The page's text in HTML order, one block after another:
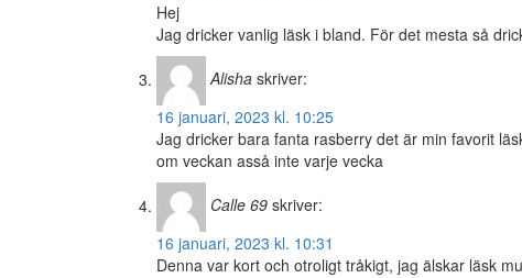
Hej
Jag dricker vanlig läsk i bland. För det mesta så
Alisha skriver:
16 januari, 2023 kl. 10:25
Jag dricker bara fanta rasberry det är min favorit
om veckan asså inte varje vecka
Calle 69 skriver:
16 januari, 2023 kl. 10:31
Denna var kort och otroligt tråkigt, jag älskar läsk